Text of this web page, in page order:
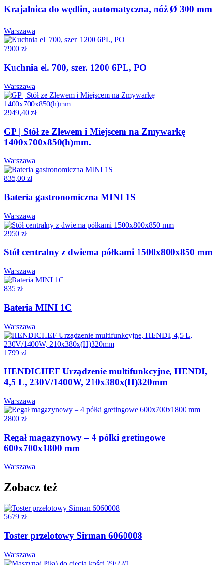
Krajalnica do wędlin, automatyczna, nóż Ø 300 mm
Warszawa
7900 zł
Kuchnia el. 700, szer. 1200 6PL, PO
Warszawa
2949,40 zł
GP | Stół ze Zlewem i Miejscem na Zmywarkę
1400x700x850(h)mm.
Warszawa
835,00 zł
Bateria gastronomiczna MINI 1S
Warszawa
2950 zł
Stół centralny z dwiema półkami 1500x800x850 mm
Warszawa
835 zł
Bateria MINI 1C
Warszawa
1799 zł
HENDICHEF Urządzenie multifunkcyjne, HENDI,
4,5 L, 230V/1400W, 210x380x(H)320mm
Warszawa
2800 zł
Regał magazynowy – 4 półki gretingowe
600x700x1800 mm
Warszawa
Zobacz też
5679 zł
Toster przelotowy Sirman 6060008
Warszawa